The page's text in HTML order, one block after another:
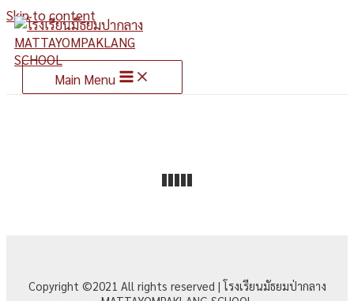
Skip to content
Main Menu
Copyright ©2021 All rights reserved | โรงเรียนมัธยมป่ากลาง